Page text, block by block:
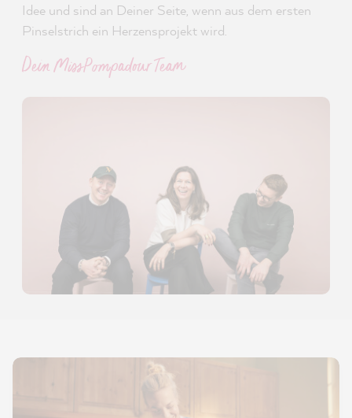
Idee und sind an Deiner Seite, wenn aus dem ersten
Pinselstrich ein Herzensprojekt wird.
Dein MissPompadour Team